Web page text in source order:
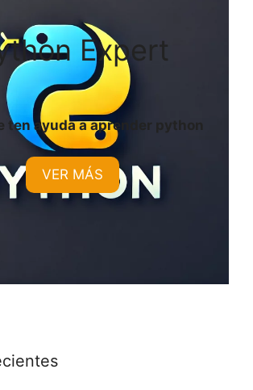
Expert
ten ayuda a aprender python
VER MÁS